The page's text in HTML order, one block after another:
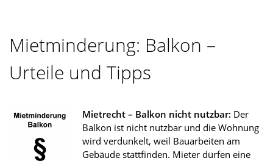
Mietminderung: Balkon –
Urteile und Tipps
Mietrecht – Balkon nicht nutzbar: Der
Balkon ist nicht nutzbar und die Wohnung
wird verdunkelt, weil Bauarbeiten am
Gebäude stattfinden. Mieter dürfen eine